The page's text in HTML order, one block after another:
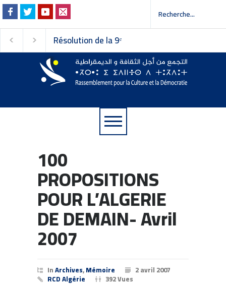
Invitation à la presse -
دعوة إلى وسائل الإعلام défendre les
Communiqué du
100
PROPOSITIONS
POUR L’ALGERIE
DE DEMAIN- Avril
2007
InArchives,Mémoire 2 avril 2007
RCD Algérie 392 Vues